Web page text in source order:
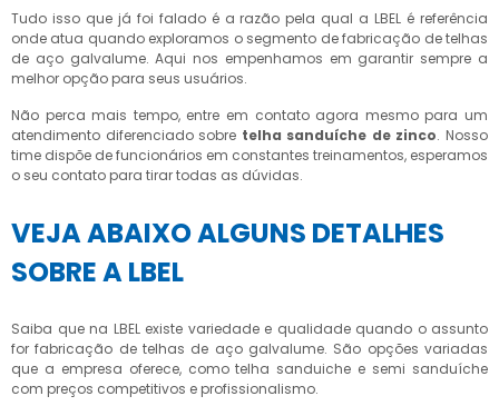
Tudo isso que já foi falado é a razão pela qual a LBEL é referência
onde atua quando exploramos o segmento de fabricação de telhas
de aço galvalume. Aqui nos empenhamos em garantir sempre a
melhor opção para seus usuários.
Não perca mais tempo, entre em contato agora mesmo para um
atendimento diferenciado sobre telha sanduíche de zinco. Nosso
time dispõe de funcionários em constantes treinamentos, esperamos
o seu contato para tirar todas as dúvidas.
VEJA ABAIXO ALGUNS DETALHES
SOBRE A LBEL
Saiba que na LBEL existe variedade e qualidade quando o assunto
for fabricação de telhas de aço galvalume. São opções variadas
que a empresa oferece, como telha sanduiche e semi sanduíche
com preços competitivos e profissionalismo.